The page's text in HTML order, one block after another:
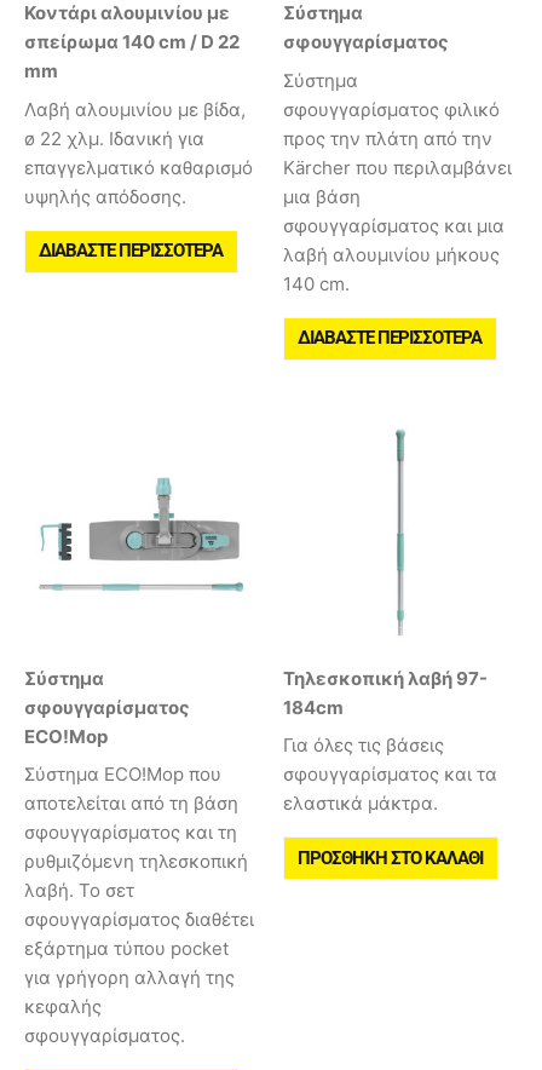
Κοντάρι αλουμινίου με
σπείρωμα 140 cm / D 22
mm
Λαβή αλουμινίου με βίδα,
ø 22 χλμ. Ιδανική για
επαγγελματικό καθαρισμό
υψηλής απόδοσης.
ΔΙΑΒΆΣΤΕ ΠΕΡΙΣΣΌΤΕΡΑ
Σύστημα
σφουγγαρίσματος
Σύστημα
σφουγγαρίσματος φιλικό
προς την πλάτη από την
Kärcher που περιλαμβάνει
μια βάση
σφουγγαρίσματος και μια
λαβή αλουμινίου μήκους
140 cm.
ΔΙΑΒΆΣΤΕ ΠΕΡΙΣΣΌΤΕΡΑ
Σύστημα
σφουγγαρίσματος
ECO!Mop
Σύστημα ECO!Mop που
αποτελείται από τη βάση
σφουγγαρίσματος και τη
ρυθμιζόμενη τηλεσκοπική
λαβή. Το σετ
σφουγγαρίσματος διαθέτει
εξάρτημα τύπου pocket
για γρήγορη αλλαγή της
κεφαλής
σφουγγαρίσματος.
Τηλεσκοπική λαβή 97-
184cm
Για όλες τις βάσεις
σφουγγαρίσματος και τα
ελαστικά μάκτρα.
ΠΡΟΣΘΉΚΗ ΣΤΟ ΚΑΛΆΘΙ